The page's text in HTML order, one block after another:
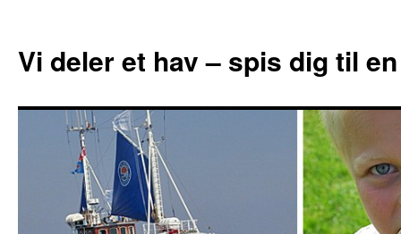
Vi deler et hav – spis dig til